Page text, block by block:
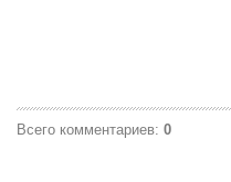
Всего комментариев: 0